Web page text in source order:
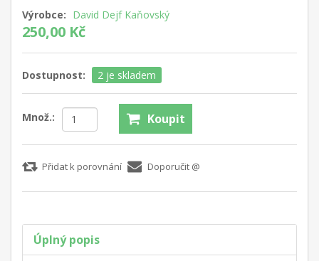
Výrobce: David Dejf Kaňovský
250,00 Kč
Dostupnost: 2 je skladem
Množ.: Koupit
Přidat k porovnání Doporučit @
Úplný popis